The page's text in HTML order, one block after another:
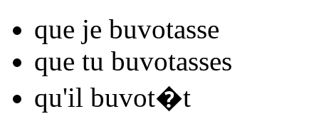
que je buvotasse
que tu buvotasses
qu'il buvot�t